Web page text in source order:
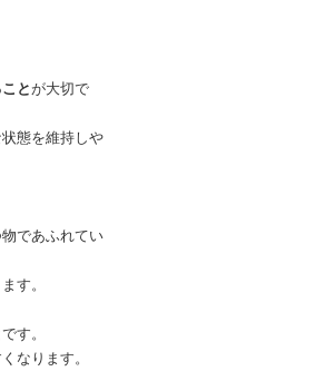
とが大切で
態を維持しや
であふれてい
す。
です。
なります。